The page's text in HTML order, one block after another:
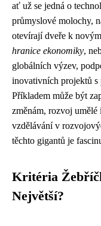
ať už se jedná o
průmyslové molochy,
otevírají dveře k
hranice ekonomiky,
globálních výzev,
inovativních projektů s
Příkladem může být
změnám, rozvoj
vzdělávání v
těchto gigantů je
Kritéria
Největší?